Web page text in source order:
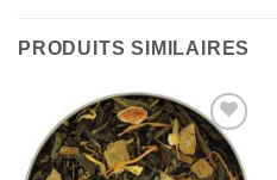
PRODUITS SIMILAIRES
Add to
Wishlist